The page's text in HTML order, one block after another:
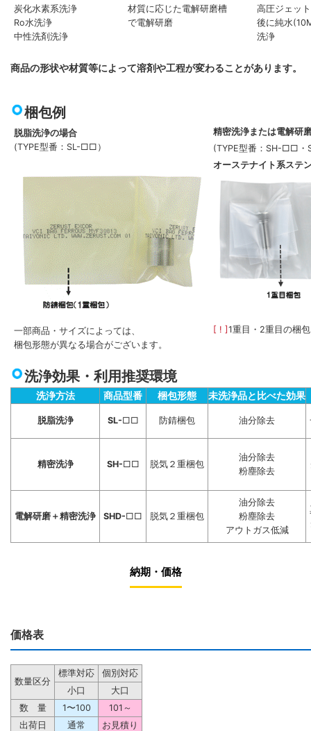
炭化水素系洗浄
Ro水洗浄
中性洗剤洗浄
材質に応じた電解研磨槽
で電解研磨
高圧ジェッ
後に純水
洗浄
商品の形状や材質等によって溶剤や工程が変わることがあります。
梱包例
脱脂洗浄の場合
(TYPE型番：SL-□□）
精密洗浄または電解研
(TYPE型番：SH-□□
オーステナイト系ステ
一部商品・サイズによっては、
梱包形態が異なる場合がございます。
[ ! ] 1重目・2重目の梱
洗浄効果・利用推奨環境
洗浄方法 商品型番 梱包形態 未洗浄品と比べた効果
脱脂洗浄 SL-□□ 防錆梱包 油分除去
精密洗浄 SH-□□ 脱気２重梱包
油分除去
粉塵除去
電解研磨＋精密洗浄 SHD-□□ 脱気２重梱包
油分除去
粉塵除去
アウトガス低減
納期・価格
価格表
数量区分
標準対応
個別対応
小口
大口
数 量
1〜100
101～
出荷日
通常 お見積り